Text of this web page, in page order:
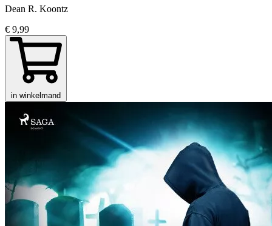
Dean R. Koontz
€ 9,99
in winkelmand